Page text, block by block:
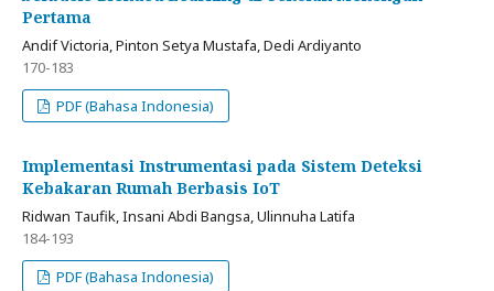
Pertama
Andif Victoria, Pinton Setya Mustafa, Dedi Ardiyanto
170-183
PDF (Bahasa Indonesia)
Implementasi Instrumentasi pada Sistem Deteksi
Kebakaran Rumah Berbasis IoT
Ridwan Taufik, Insani Abdi Bangsa, Ulinnuha Latifa
184-193
PDF (Bahasa Indonesia)